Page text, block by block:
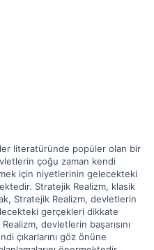
literatüründe popüler olan bir
çoğu zaman kendi
için niyetlerinin gelecekteki
Stratejik Realizm, klasik
Stratejik Realizm, devletlerin
gerçekleri dikkate
devletlerin başarısını
çıkarlarını göz önüne